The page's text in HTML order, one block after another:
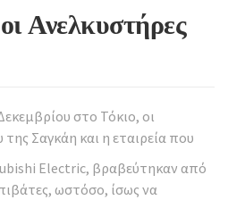
Ανελκυστήρες
στο Τόκιο, οι
Σαγκάη και η εταιρεία που
Electric, βραβεύτηκαν από
ωστόσο, ίσως να